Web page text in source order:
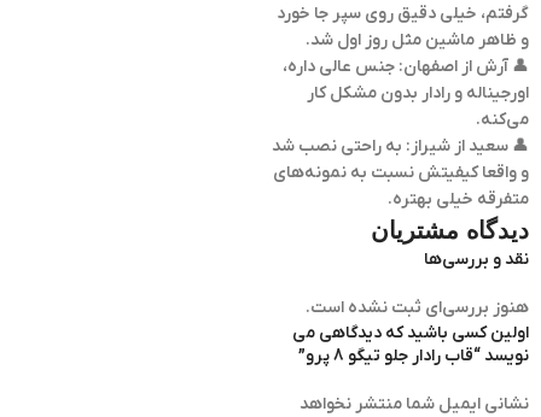
گرفتم، خیلی دقیق روی سپر جا خورد
و ظاهر ماشین مثل روز اول شد.
👤 آرش از اصفهان: جنس عالی داره،
اورجیناله و رادار بدون مشکل کار
می‌کنه.
👤 سعید از شیراز: به راحتی نصب شد
و واقعا کیفیتش نسبت به نمونه‌های
متفرقه خیلی بهتره.
دیدگاه مشتریان
نقد و بررسی‌ها
هنوز بررسی‌ای ثبت نشده است.
اولین کسی باشید که دیدگاهی می
نویسد “قاب رادار جلو تیگو 8 پرو”
نشانی ایمیل شما منتشر نخواهد